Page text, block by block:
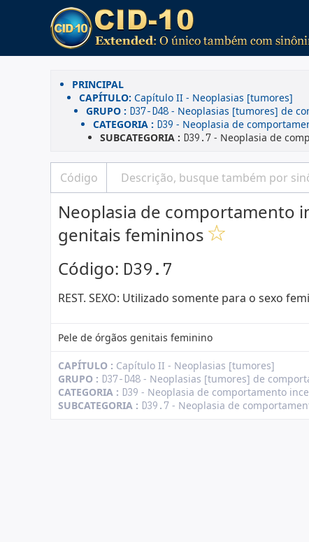
PRINCIPAL
CAPÍTULO: Capítulo II - Neoplasias [tumores]
GRUPO : D37-D48 - Neoplasias [tumores] de
CATEGORIA : D39 - Neoplasia de
SUBCATEGORIA : D39.7 - Neoplasia de
Neoplasia de comportamento
genitais femininos
Código: D39.7
REST. SEXO: Utilizado somente para o sexo
Pele de órgãos genitais feminino
CAPÍTULO : Capítulo II - Neoplasias [tumores]
GRUPO : D37-D48 - Neoplasias [tumores] de
CATEGORIA : D39 - Neoplasia de comportamento
SUBCATEGORIA : D39.7 - Neoplasia de